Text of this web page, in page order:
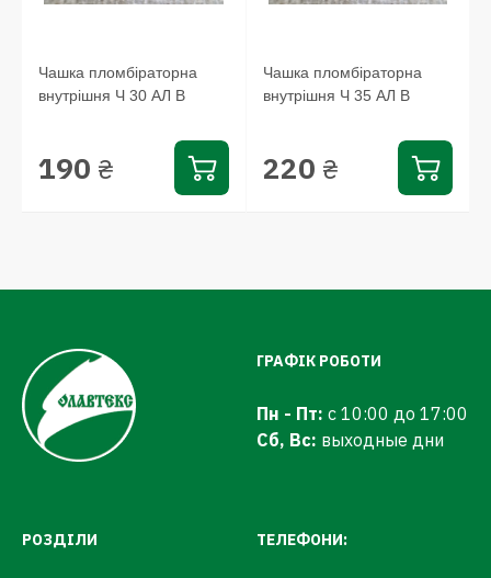
Чашка пломбіраторна
внутрішня Ч 30 АЛ В
190 ₴
Чашка пломбіраторна
внутрішня Ч 35 АЛ В
220 ₴
ГРАФІК РОБОТИ
Пн - Пт: с 10:00 до 17:00
Сб, Вс: выходные дни
РОЗДІЛИ ТЕЛЕФОНИ: